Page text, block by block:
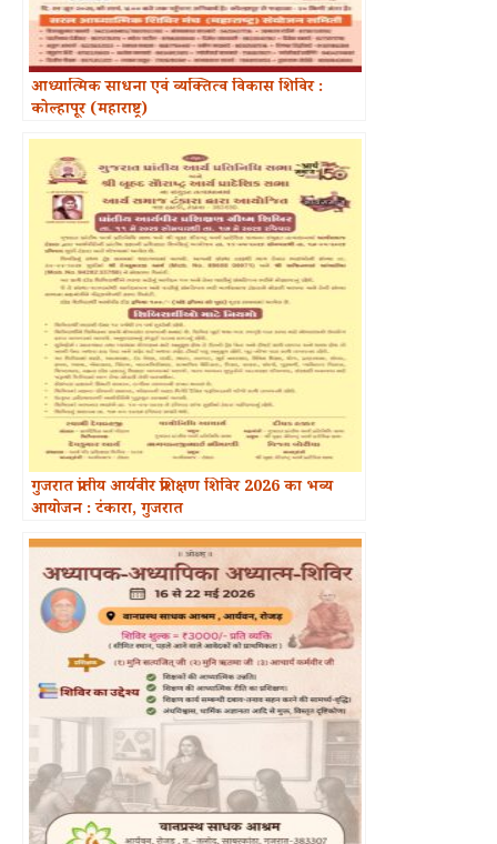
आध्यात्मिक साधना एवं व्यक्तित्व विकास शिविर :
कोल्हापूर (महाराष्ट्र)
गुजरात प्रांतीय आर्यवीर प्रशिक्षण शिविर 2026 का भव्य
आयोजन : टंकारा, गुजरात